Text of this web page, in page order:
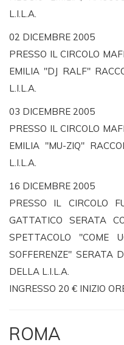
L.I.L.A.
02 DICEMBRE 2005
PRESSO IL CIRCOLO
EMILIA "DJ RALF"
L.I.L.A.
03 DICEMBRE 2005
PRESSO IL CIRCOLO
EMILIA "MU-ZIQ"
L.I.L.A.
16 DICEMBRE 2005
PRESSO IL CIRCOLO
GATTATICO SERATA
SPETTACOLO "COME
SOFFERENZE" SERATA
DELLA L.I.L.A.
INGRESSO 20 € INIZIO
ROMA